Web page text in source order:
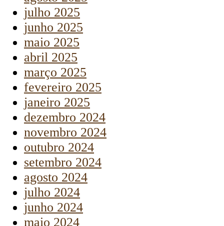
julho 2025
junho 2025
maio 2025
abril 2025
março 2025
fevereiro 2025
janeiro 2025
dezembro 2024
novembro 2024
outubro 2024
setembro 2024
agosto 2024
julho 2024
junho 2024
maio 2024